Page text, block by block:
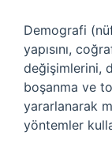
Demografi
yapısını,
değişimlerini,
boşanma ve
yararlanarak
yöntemler